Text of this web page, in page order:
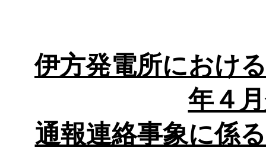
伊方発電所におけ
年４
通報連絡事象に係